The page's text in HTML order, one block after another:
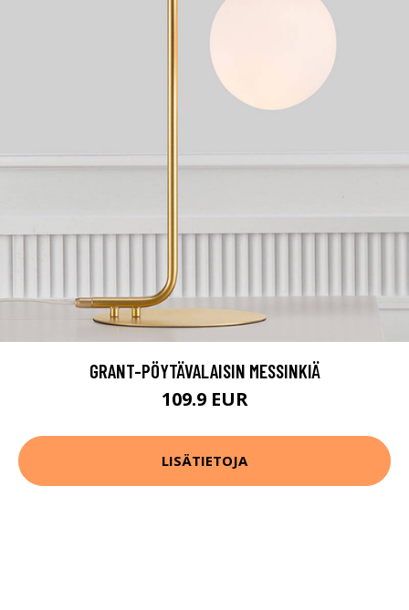
GRANT-PÖYTÄVALAISIN MESSINKIÄ
109.9 EUR
LISÄTIETOJA